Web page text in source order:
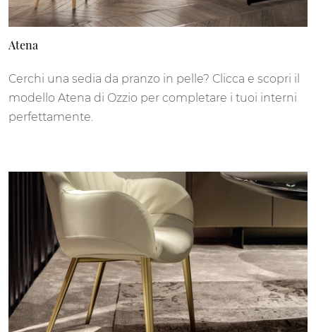
Atena
Cerchi una sedia da pranzo in pelle? Clicca e scopri il
modello Atena di Ozzio per completare i tuoi interni
perfettamente.